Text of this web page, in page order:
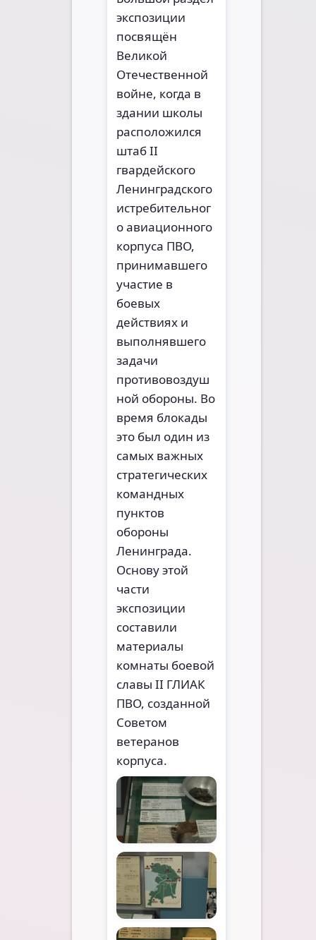
экспозиции
посвящён
Великой
Отечественной
войне, когда в
здании школы
расположился
штаб II
гвардейского
Ленинградского
истребительног
о авиационного
корпуса ПВО,
принимавшего
участие в
боевых
действиях и
выполнявшего
задачи
противовоздуш
ной обороны. Во
время блокады
это был один из
самых важных
стратегических
командных
пунктов
обороны
Ленинграда.
Основу этой
части
экспозиции
составили
материалы
комнаты боевой
славы II ГЛИАК
ПВО, созданной
Советом
ветеранов
корпуса.